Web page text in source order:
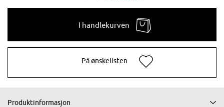
I handlekurven
På ønskelisten
Produktinformasjon